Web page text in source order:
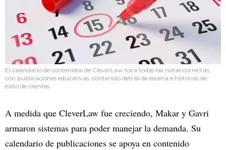
El calendario de contenidos de CleverLaw toca todas las notas correctas,
con publicaciones educativas, contenido detrás de escena e historias de
éxito de clientes.
A medida que CleverLaw fue creciendo, Makar y Gavri
armaron sistemas para poder manejar la demanda. Su
calendario de publicaciones se apoya en contenido